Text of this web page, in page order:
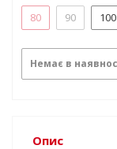
80
90 100
Немає в
Опис